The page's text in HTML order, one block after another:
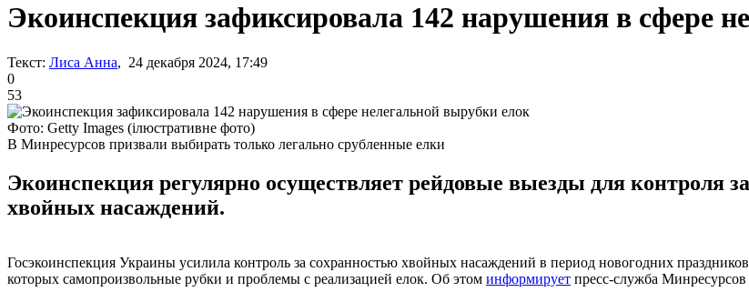
Экоинспекция зафиксировала 142 нарушения в сфере
Текст: Лиса Анна, 24 декабря 2024, 17:49
0
53
Фото: Getty Images (ілюстративне фото)
В Минресурсов призвали выбирать только легально срубленные елки
Экоинспекция регулярно осуществляет рейдовые выезды для контроля
хвойных насаждений.
Госэкоинспекция Украины усилила контроль за сохранностью хвойных насаждений в период новогодних
которых самопроизвольные рубки и проблемы с реализацией елок. Об этом информирует пресс-служба